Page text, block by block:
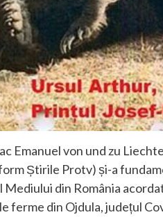
Emanuel von und zu
Știrile Protv) și-a
din România
ferme din Ojdula, județul